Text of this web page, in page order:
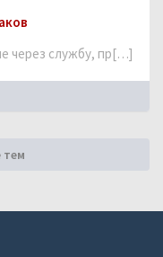
через службу, пр[…]
тем